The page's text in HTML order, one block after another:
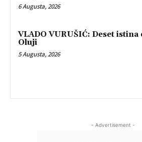
6 Augusta, 2026
VLADO VURUŠIĆ: Deset istina
Oluji
5 Augusta, 2026
- Advertisement -